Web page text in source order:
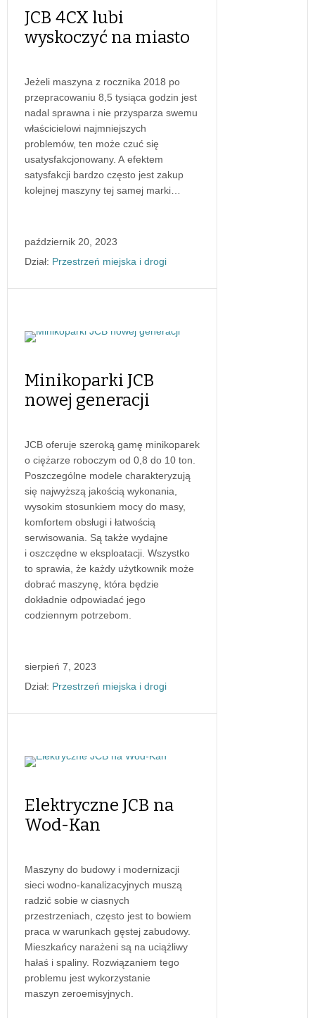
JCB 4CX lubi
wyskoczyć na miasto
Jeżeli maszyna z rocznika 2018 po
przepracowaniu 8,5 tysiąca godzin jest
nadal sprawna i nie przysparza swemu
właścicielowi najmniejszych
problemów, ten może czuć się
usatysfakcjonowany. A efektem
satysfakcji bardzo często jest zakup
kolejnej maszyny tej samej marki…
październik 20, 2023
Dział: Przestrzeń miejska i drogi
Minikoparki JCB
nowej generacji
JCB oferuje szeroką gamę minikoparek
o ciężarze roboczym od 0,8 do 10 ton.
Poszczególne modele charakteryzują
się najwyższą jakością wykonania,
wysokim stosunkiem mocy do masy,
komfortem obsługi i łatwością
serwisowania. Są także wydajne
i oszczędne w eksploatacji. Wszystko
to sprawia, że każdy użytkownik może
dobrać maszynę, która będzie
dokładnie odpowiadać jego
codziennym potrzebom.
sierpień 7, 2023
Dział: Przestrzeń miejska i drogi
Elektryczne JCB na
Wod-Kan
Maszyny do budowy i modernizacji
sieci wodno-kanalizacyjnych muszą
radzić sobie w ciasnych
przestrzeniach, często jest to bowiem
praca w warunkach gęstej zabudowy.
Mieszkańcy narażeni są na uciążliwy
hałaś i spaliny. Rozwiązaniem tego
problemu jest wykorzystanie
maszyn zeroemisyjnych.